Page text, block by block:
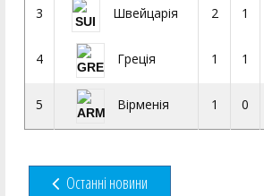
3 Швейцарія 2 1
4 Греція 1 1
5 Вірменія 1 0
Останні новини